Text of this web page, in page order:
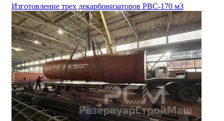
Изготовление трех декарбонизаторов РВС-170 м3